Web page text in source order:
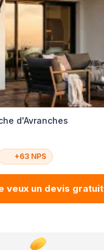
d'Avranches
+63 NPS
veux un devis gratuit